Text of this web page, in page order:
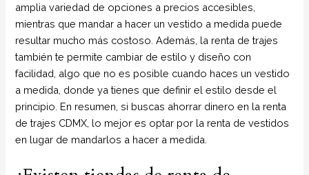
amplia variedad de opciones a precios accesibles,
mientras que mandar a hacer un vestido a medida puede
resultar mucho más costoso. Además, la renta de trajes
también te permite cambiar de estilo y diseño con
facilidad, algo que no es posible cuando haces un vestido
a medida, donde ya tienes que definir el estilo desde el
principio. En resumen, si buscas ahorrar dinero en la renta
de trajes CDMX, lo mejor es optar por la renta de vestidos
en lugar de mandarlos a hacer a medida.